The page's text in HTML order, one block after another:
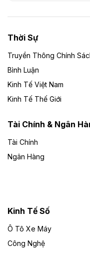
Dự án Nhà máy xử
Công ty TNHH
Theo
Đức Long Gia
Lai
Bốn doanh nghiệp
phần Tập đoàn Đức
Gia Lai với tổng
Đồng Nai cho
công nghiệp ở
UBND TP Đồng Nai
Thời Sự
Truyền Thông Chính
Bình Luận
Kinh Tế Việt Nam
Kinh Tế Thế Giới
Tài Chính & Ngân
Tài Chính
Ngân Hàng
Kinh Tế Số
Ô Tô Xe Máy
Công Nghệ